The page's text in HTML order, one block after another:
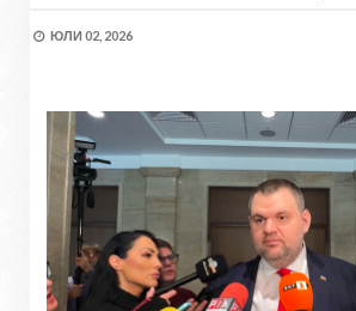
ЮЛИ 02, 2026